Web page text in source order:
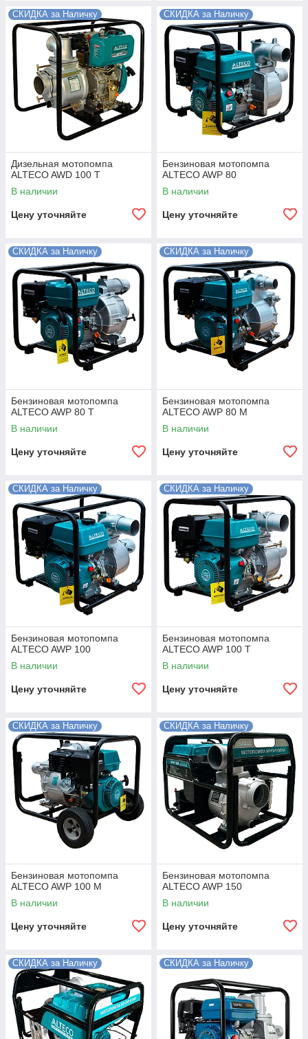
СКИДКА за Наличку
Дизельная мотопомпа
ALTECO AWD 100 T
В наличии
Цену уточняйте
СКИДКА за Наличку
Бензиновая мотопомпа
ALTECO AWP 80
В наличии
Цену уточняйте
СКИДКА за Наличку
Бензиновая мотопомпа
ALTECO AWP 80 T
В наличии
Цену уточняйте
СКИДКА за Наличку
Бензиновая мотопомпа
ALTECO AWP 80 M
В наличии
Цену уточняйте
СКИДКА за Наличку
Бензиновая мотопомпа
ALTECO AWP 100
В наличии
Цену уточняйте
СКИДКА за Наличку
Бензиновая мотопомпа
ALTECO AWP 100 T
В наличии
Цену уточняйте
СКИДКА за Наличку
Бензиновая мотопомпа
ALTECO AWP 100 M
В наличии
Цену уточняйте
СКИДКА за Наличку
Бензиновая мотопомпа
ALTECO AWP 150
В наличии
Цену уточняйте
СКИДКА за Наличку СКИДКА за Наличку